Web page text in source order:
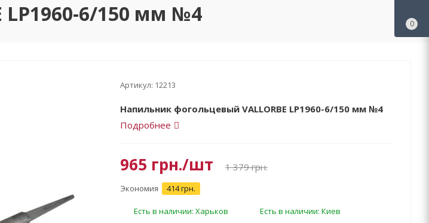
LP1960-6/150 мм №4
Артикул: 12213
Напильник фогольцевый VALLORBE LP1960-6/150 мм №4
Подробнее
965 грн./шт 1 379грн.
Экономия 414 грн.
Есть в наличии: Харьков Есть в наличии: Киев
0